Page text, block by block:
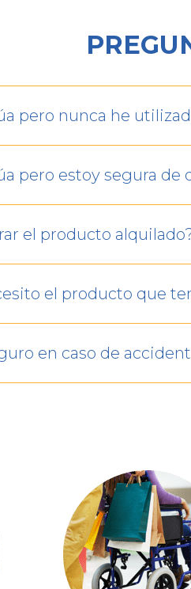
pero nunca he
pero estoy segura
el producto
el producto que
en caso de